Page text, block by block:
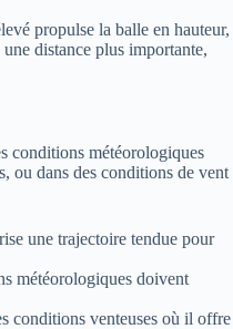
propulse la balle en hauteur,
distance plus importante,
conditions météorologiques
ou dans des conditions de vent
une trajectoire tendue pour
météorologiques doivent
conditions venteuses où il offre